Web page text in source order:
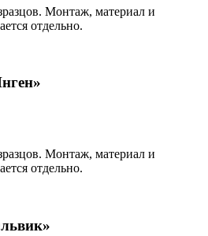
Монтаж, материал и
отдельно.
Монтаж, материал и
отдельно.